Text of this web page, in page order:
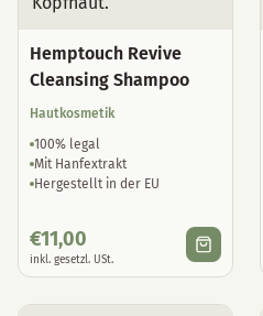
Hemptouch Revive
Cleansing Shampoo
Hautkosmetik
100% legal
Mit Hanfextrakt
Hergestellt in der EU
€11,00
inkl. gesetzl. USt.